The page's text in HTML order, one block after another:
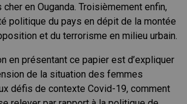
en Ouganda. Troisièmement enfin,
politique du pays en dépit de la montée
et du terrorisme en milieu urbain.
en présentant ce papier est d’expliquer
de la situation des femmes
défis de contexte Covid-19, comment